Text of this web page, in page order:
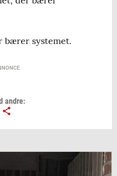
bærer systemet.
andre: